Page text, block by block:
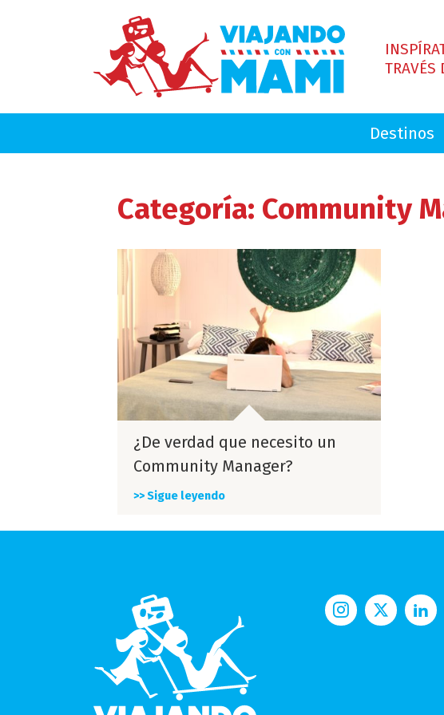
TRAVÉS
Destinos
Categoría: Community
¿De verdad que necesito un
Community Manager?
>> Sigue leyendo